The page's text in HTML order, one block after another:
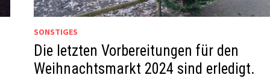
SONSTIGES
Die letzten Vorbereitungen für den
Weihnachtsmarkt 2024 sind erledigt.